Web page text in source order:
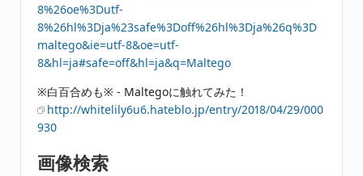
8%26oe%3Dutf-
8%26hl%3Dja%23safe%3Doff%26hl%3Dja%26q%3D
maltego&ie=utf-8&oe=utf-
8&hl=ja#safe=off&hl=ja&q=Maltego
※白百合めも※ - Maltegoに触れてみた！
http://whitelily6u6.hateblo.jp/entry/2018/04/29/000
930
画像検索